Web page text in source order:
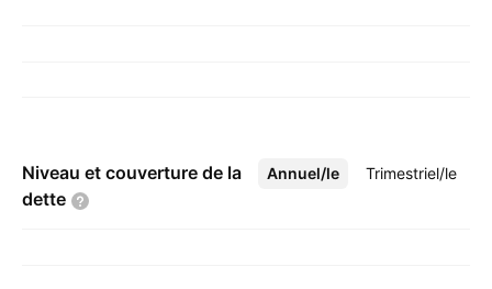
Niveau et couverture de la
dette
Annuel/le Trimestriel/le
Plus